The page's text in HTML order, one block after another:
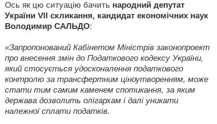
Ось як цю ситуацію бачить народний депутат
України VII скликання, кандидат економічних наук
Володимир САЛЬДО:
«Запропонований Кабінетом Міністрів законопроект
про внесення змін до Податкового кодексу України,
який стосується удосконалення податкового
контролю за трансфертним ціноутворенням, може
стати тим самим каменем спотикання, за яким
держава дозволить олігархам і далі уникати
належної сплати податків.